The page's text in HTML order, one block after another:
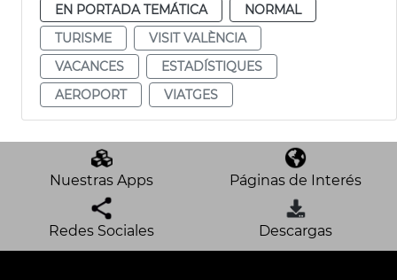
EN PORTADA TEMÁTICA
NORMAL
TURISME
VISIT VALÈNCIA
VACANCES
ESTADÍSTIQUES
AEROPORT
VIATGES
Nuestras Apps Páginas de Interés
Redes Sociales Descargas